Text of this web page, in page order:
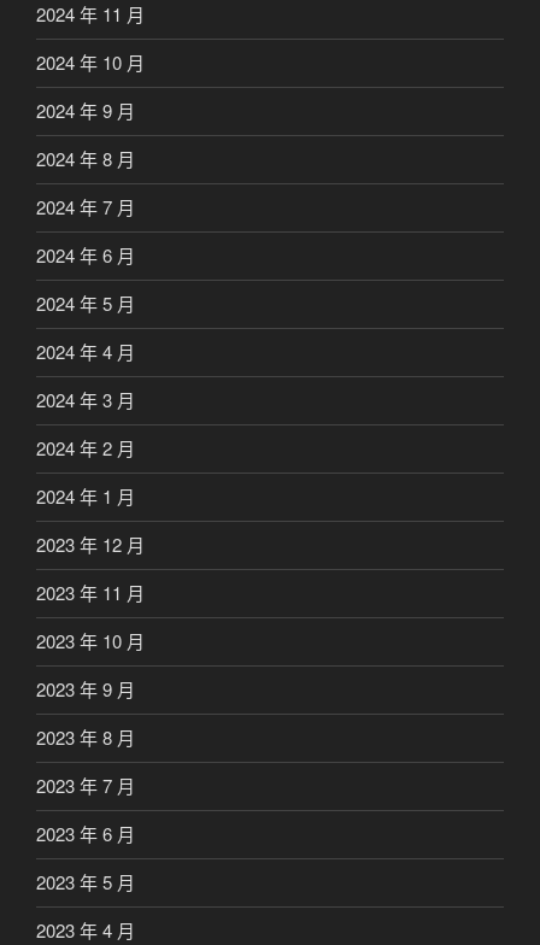
2024 年 11 月
2024 年 10 月
2024 年 9 月
2024 年 8 月
2024 年 7 月
2024 年 6 月
2024 年 5 月
2024 年 4 月
2024 年 3 月
2024 年 2 月
2024 年 1 月
2023 年 12 月
2023 年 11 月
2023 年 10 月
2023 年 9 月
2023 年 8 月
2023 年 7 月
2023 年 6 月
2023 年 5 月
2023 年 4 月